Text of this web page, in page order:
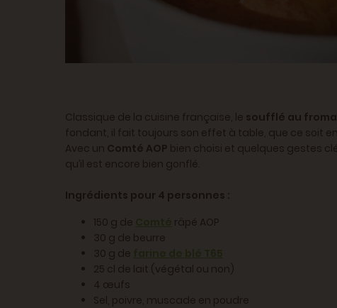
Classique de la cuisine française, le soufflé au
fondant, il fait toujours son effet à table, que ce soit
Avec un Comté AOP bien choisi et quelques gestes
qu’il est encore bien gonflé.​
Ingrédients pour 4 personnes :
150 g de Comté râpé AOP
30 g de beurre
30 g de farine de blé T65
25 cl de lait (végétal ou non)
4 œufs
Sel, poivre, muscade en poudre